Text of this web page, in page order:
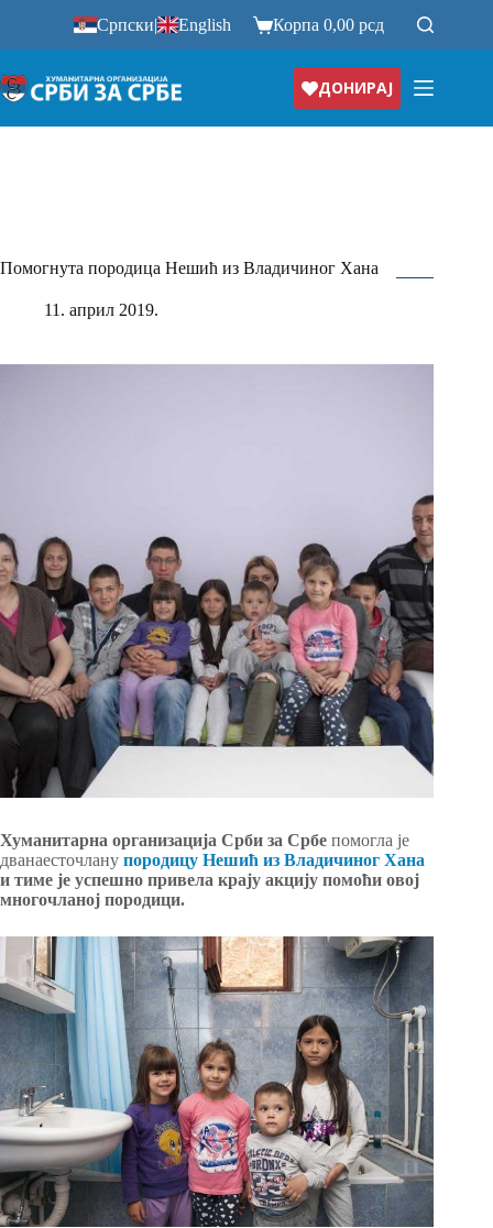
Српски| English Корпа0,00рсд
ДОНИРАЈ
Помогнута породица Нешић из Владичиног Хана
11. април 2019.
Хуманитарна организација Срби за Србе помогла је
дванаесточлану породицу Нешић из Владичиног Хана
и тиме је успешно привела крају акцију помоћи овој
многочланој породици.